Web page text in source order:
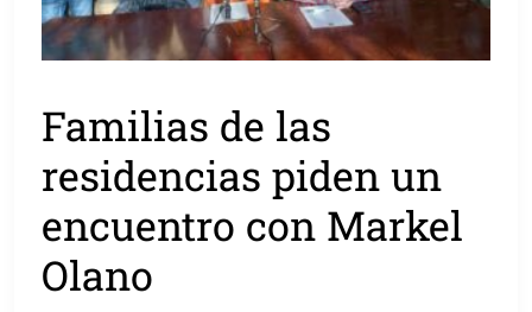
Familias de las
residencias piden un
encuentro con Markel
Olano